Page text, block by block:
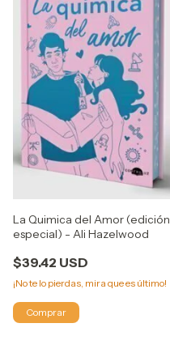
La Quimica del Amor (edición
especial) - Ali Hazelwood
$39.42 USD
¡No te lo pierdas, mira que es último!